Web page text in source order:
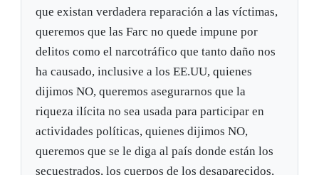
que existan verdadera reparación a las víctimas,
queremos que las Farc no quede impune por
delitos como el narcotráfico que tanto daño nos
ha causado, inclusive a los EE.UU, quienes
dijimos NO, queremos asegurarnos que la
riqueza ilícita no sea usada para participar en
actividades políticas, quienes dijimos NO,
queremos que se le diga al país donde están los
secuestrados, los cuerpos de los desaparecidos,